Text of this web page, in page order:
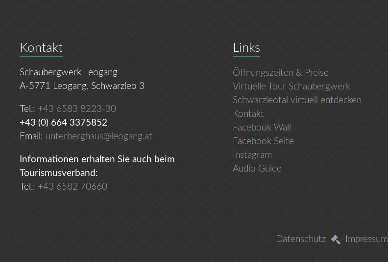
Kontakt
Schaubergwerk Leogang
A-5771 Leogang, Schwarzleo 3
Tel.: +43 6583 8223-30
+43 (0) 664 3375852
Email: unterberghaus@leogang.at
Informationen erhalten Sie auch beim
Tourismusverband:
Tel.: +43 6582 70660
Links
Öffnungszeiten & Preise
Virtuelle Tour Schaubergwerk
Schwarzleotal virtuell entdecken
Kontakt
Facebook Wall
Facebook Seite
Instagram
Audio Guide
Datenschutz Impressum